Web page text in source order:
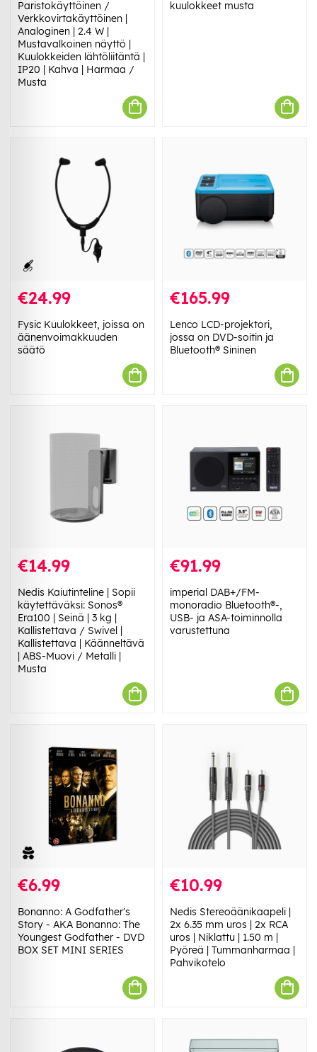
Paristokäyttöinen /
Verkkovirtakäyttöinen |
Analoginen | 2.4 W |
Mustavalkoinen näyttö |
Kuulokkeiden lähtöliitäntä |
IP20 | Kahva | Harmaa /
Musta
kuulokkeet musta
€24.99
Fysic Kuulokkeet, joissa on
äänenvoimakkuuden
säätö
€165.99
Lenco LCD-projektori,
jossa on DVD-soitin ja
Bluetooth® Sininen
€14.99
Nedis Kaiutinteline | Sopii
käytettäväksi: Sonos®
Era100 | Seinä | 3 kg |
Kallistettava / Swivel |
Kallistettava | Käänneltävä
| ABS-Muovi / Metalli |
Musta
€91.99
imperial DAB+/FM-
monoradio Bluetooth®-,
USB- ja ASA-toiminnolla
varustettuna
€6.99
Bonanno: A Godfather's
Story - AKA Bonanno: The
Youngest Godfather - DVD
BOX SET MINI SERIES
€10.99
Nedis Stereoäänikaapeli |
2x 6.35 mm uros | 2x RCA
uros | Niklattu | 1.50 m |
Pyöreä | Tummanharmaa |
Pahvikotelo